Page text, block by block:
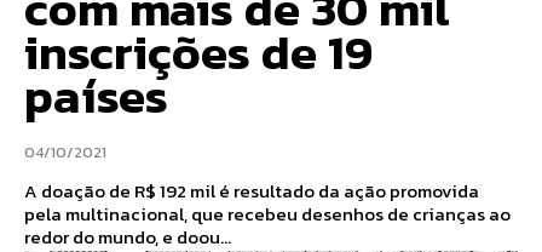
inscrições de 19
países
04/10/2021
A doação de R$ 192 mil é resultado da ação promovida
pela multinacional, que recebeu desenhos de crianças ao
redor do mundo, e doou...